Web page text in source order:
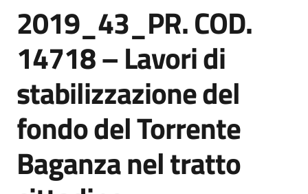
strumenti
di
Supporto
Piattaforme
telematiche
Salta al contenuto
2019_43_PR. COD.
14718 – Lavori di
stabilizzazione del
fondo del Torrente
Baganza nel tratto